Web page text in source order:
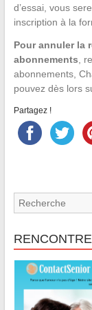
d’essai, vous
inscription à la
Pour annuler la
abonnements,
abonnements,
pouvez dès lors
Partagez !